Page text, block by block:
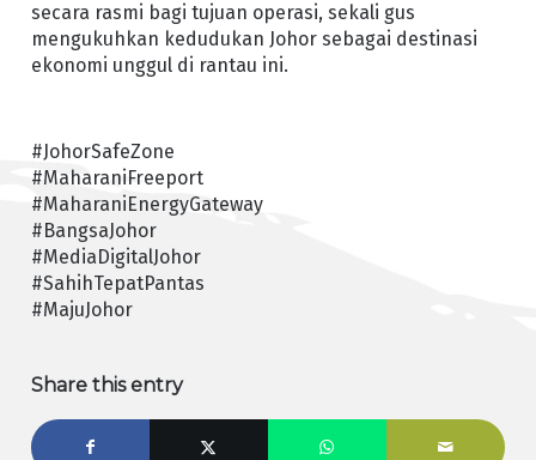
secara rasmi bagi tujuan operasi, sekali gus
mengukuhkan kedudukan Johor sebagai destinasi
ekonomi unggul di rantau ini.
#JohorSafeZone
#MaharaniFreeport
#MaharaniEnergyGateway
#BangsaJohor
#MediaDigitalJohor
#SahihTepatPantas
#MajuJohor
Share this entry